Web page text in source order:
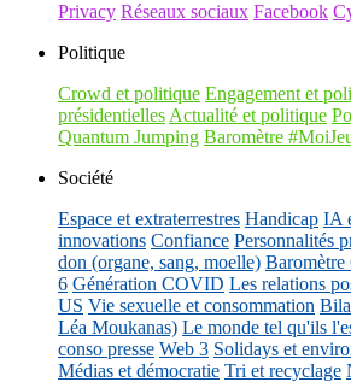
Privacy Réseaux sociaux Facebook
Politique
Crowd et politique Engagement et
présidentielles Actualité et politique
Quantum Jumping Baromètre
Société
Espace et extraterrestres Handicap IA
innovations Confiance Personnalités
don (organe, sang, moelle) Baromètre
6 Génération COVID Les relations
US Vie sexuelle et consommation
Léa Moukanas) Le monde tel qu'ils
conso presse Web 3 Solidays et
Médias et démocratie Tri et recyclage